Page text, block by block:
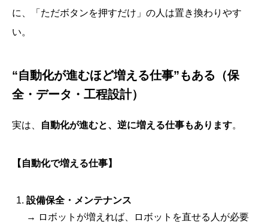
に、「ただボタンを押すだけ」の人は置き換わりやす
い。
“自動化が進むほど増える仕事”もある（保
全・データ・工程設計）
実は、 自動化が進むと、逆に増える仕事もあります。
【自動化で増える仕事】
設備保全・メンテナンス
→ ロボットが増えれば、ロボットを直せる人が必要